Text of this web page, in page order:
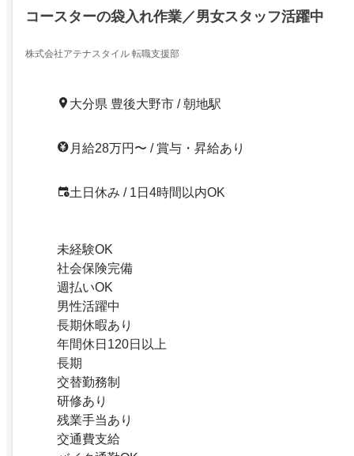
コースターの袋入れ作業／男女スタッフ活躍中
株式会社アテナスタイル 転職支援部
大分県 豊後大野市 / 朝地駅
月給28万円〜 / 賞与・昇給あり
土日休み / 1日4時間以内OK
未経験OK
社会保険完備
週払いOK
男性活躍中
長期休暇あり
年間休日120日以上
長期
交替勤務制
研修あり
残業手当あり
交通費支給